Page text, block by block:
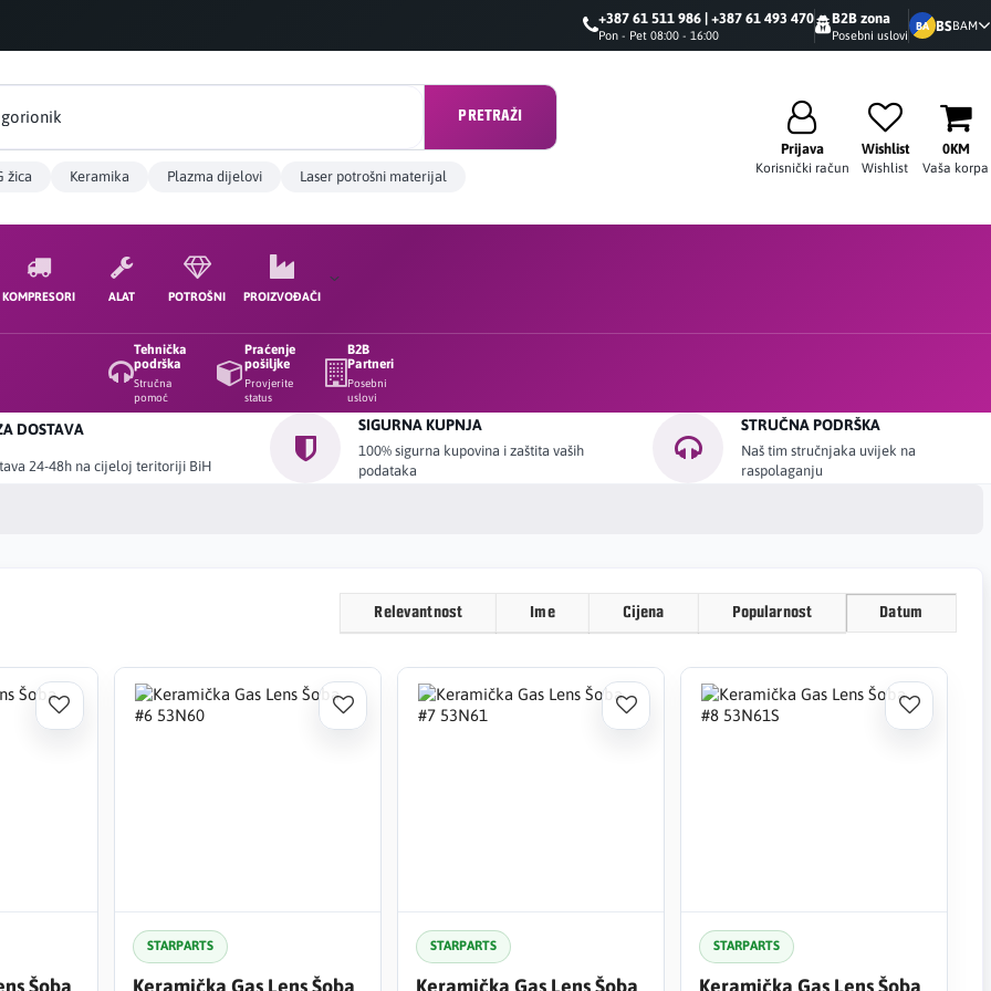
+387 61 511 986 | +387 61 493 470
Pon - Pet 08:00 - 16:00
B2B zona
Posebni uslovi
BA BSBAM
PRETRAŽI
žica Keramika Plazma dijelovi Laser potrošni materijal
Prijava
Korisnički račun
Wishlist
Wishlist
0KM
Vaša korpa
KOMPRESORI ALAT POTROŠNI PROIZVOĐAČI
Tehnička
podrška
Stručna
pomoć
Praćenje
pošiljke
Provjerite
status
B2B
Partneri
Posebni
uslovi
DOSTAVA
24-48h na cijeloj teritoriji BiH
SIGURNA KUPNJA
100% sigurna kupovina i zaštita vaših
podataka
STRUČNA PODRŠKA
Naš tim stručnjaka uvijek na
raspolaganju
Relevantnost Ime Cijena Popularnost Datum
Šoba
STARPARTS
Keramička Gas Lens Šoba
STARPARTS
Keramička Gas Lens Šoba
STARPARTS
Keramička Gas Lens Šoba